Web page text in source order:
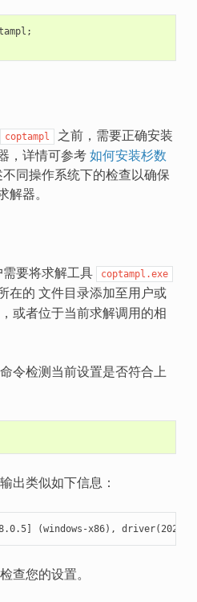
;
coptampl
之前，需要正确安装
，详情可参考 如何安装杉数
同操作系统下的检查以确保
解器。
要将求解工具 coptampl.exe
在的 文件目录添加至用户或
或者位于当前求解调用的相
令检测当前设置是否符合上
出类似如下信息：
(windows-x86),
查您的设置。